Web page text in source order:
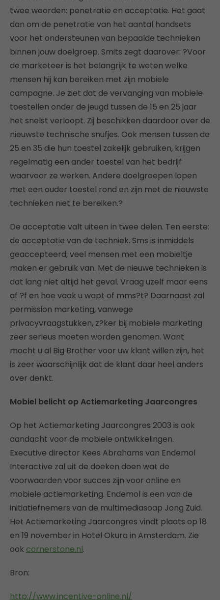
twee woorden: penetratie en acceptatie. Het gaat
dan om de penetratie van het aantal handsets
voor het ondersteunen van bepaalde technieken
binnen jouw doelgroep. Smits zegt daarover: ?Voor
de marketeer is het belangrijk te weten welke
mensen hij kan bereiken met zijn mobiele
campagne. Je ziet dat de vervanging van mobiele
toestellen onder de jeugd tussen de 15 en 25 jaar
het snelst verloopt. Zij beschikken daardoor over de
nieuwste technische snufjes. Ook mensen tussen de
25 en 35 die hun toestel zakelijk gebruiken, krijgen
regelmatig een ander toestel van het bedrijf
waarvoor ze werken. Andere doelgroepen lopen
met een ouder toestel rond en zijn met de nieuwste
technieken niet te bereiken.?
De acceptatie valt uiteen in twee delen. Ten eerste:
de acceptatie van de techniek. Sms is inmiddels
geaccepteerd; veel mensen met een mobieltje
maken er gebruik van. Met de nieuwe technieken is
dat lang niet altijd het geval. Vraag uzelf maar eens
af ?f en hoe vaak u wapt of mms?t? Daarnaast zal
permission marketing, vanwege
privacyvraagstukken, z?ker bij mobiele marketing
zeer serieus moeten worden genomen. Want
mocht u al Big Brother voor uw klant willen zijn, het
is zeer waarschijnlijk dat de klant daar heel anders
over denkt.
Mobiel belicht op Actiemarketing Jaarcongres
Op het Actiemarketing Jaarcongres 2003 is ook
aandacht voor de mobiele ontwikkelingen.
Executive director Kees Abrahams van Endemol
Interactive zal uit de doeken doen wat de
voorwaarden voor succes zijn voor online en
mobiele actiemarketing. Endemol is een van de
initiatiefnemers van de multimediasoap Jong Zuid.
Het Actiemarketing Jaarcongres vindt plaats op 18
en 19 november in Hotel Okura in Amsterdam. Zie
ook cornerstone.nl.
Bron:
http://www.incentive-online.nl/